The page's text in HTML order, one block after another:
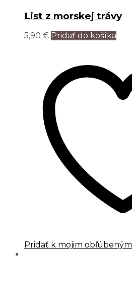
List z morskej trávy
5,90 € Pridať do košíka
Pridať k mojim obľúbeným